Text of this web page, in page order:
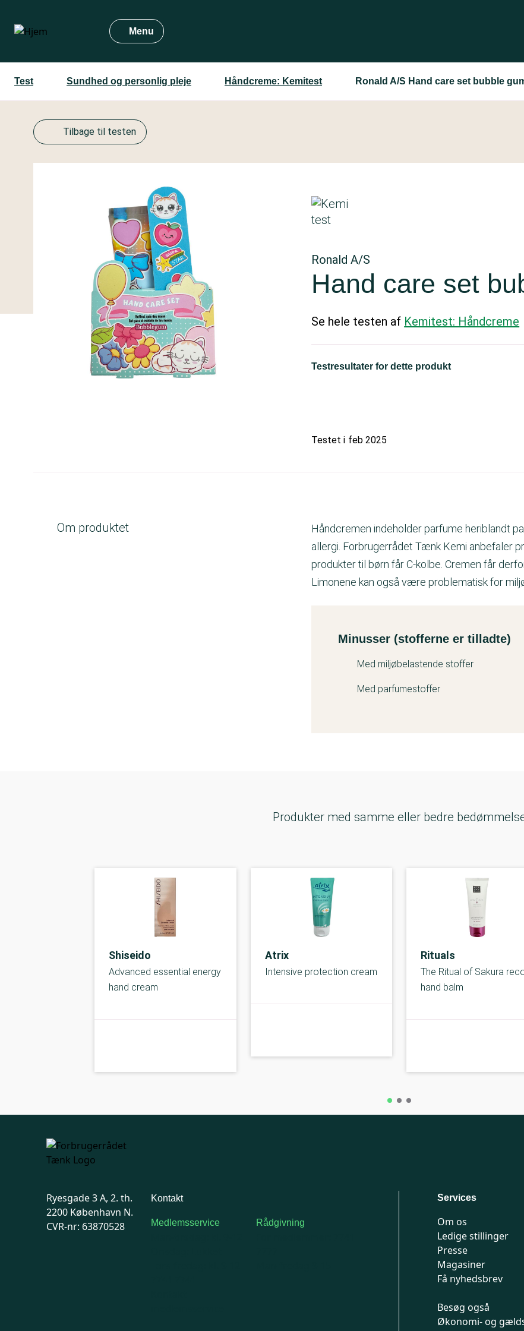
hovedindhold
Menu
Test Sundhed og personlig pleje Håndcreme: Kemitest Ronald A/S Hand care set bubble
Tilbage til testen
Ronald A/S
Hand care set
Se hele testen af Kemitest: Håndcreme
Testresultater for dette produkt
Testet i feb 2025
Om produktet
Håndcremen indeholder parfume heriblandt
allergi. Forbrugerrådet Tænk Kemi anbefaler
produkter til børn får C-kolbe. Cremen får
Limonene kan også være problematisk for
Kemitest
Minusser (stofferne er tilladte)
Med miljøbelastende stoffer
Med parfumestoffer
Produkter med samme eller bedre
Shiseido
Advanced essential energy
hand cream
Atrix
Intensive protection cream
Rituals
The Ritual of Sakura
hand balm
C-kolbe
Ryesgade 3 A, 2. th.
2200 København N.
CVR-nr: 63870528
Kontakt
Medlemsservice Rådgivning
Services
Om os
Ledige stillinger
Presse
Magasiner
Få nyhedsbrev
Besøg også
Økonomi- og